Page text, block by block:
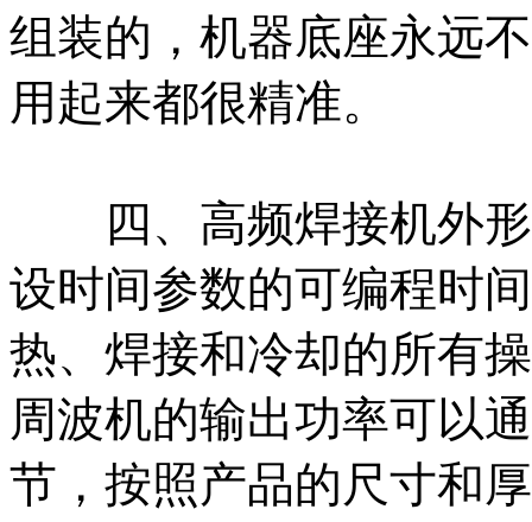
组装的，机器底座永远
用起来都很精准。
四、高频焊接机外形
设时间参数的可编程时
热、焊接和冷却的所有
周波机的输出功率可以
节，按照产品的尺寸和